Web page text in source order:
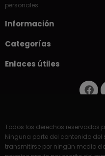
personales
Información
Categorías
Enlaces útiles
Todos los derechos reservados
Ninguna parte del contenido del
transmitirse por ningún medio